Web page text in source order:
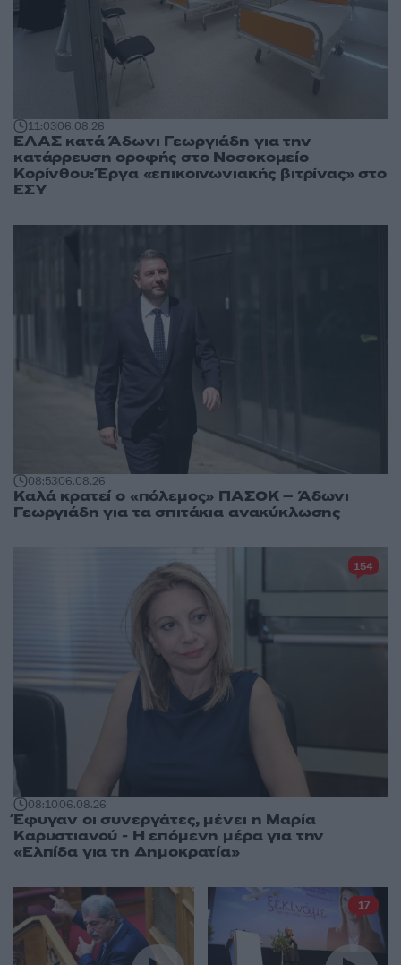
11:0306.08.26
ΕΛΑΣ κατά Άδωνι Γεωργιάδη για την
κατάρρευση οροφής στο Νοσοκομείο
Κορίνθου: Έργα «επικοινωνιακής βιτρίνας» στο
ΕΣΥ
08:5306.08.26
Καλά κρατεί ο «πόλεμος» ΠΑΣΟΚ – Άδωνι
Γεωργιάδη για τα σπιτάκια ανακύκλωσης
08:1006.08.26
Έφυγαν οι συνεργάτες, μένει η Μαρία
Καρυστιανού - Η επόμενη μέρα για την
«Ελπίδα για τη Δημοκρατία»
154
17